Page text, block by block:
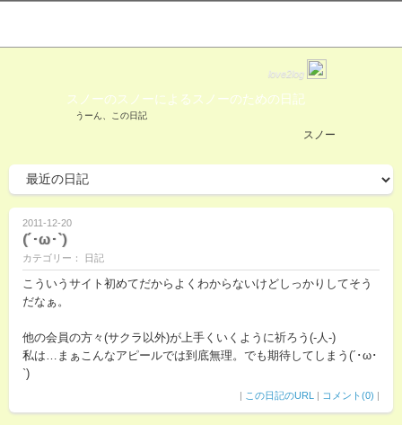
love2log
スノーのスノーによるスノーのための日記
うーん、この日記
スノー
2011-12-20
(´･ω･`)
カテゴリー： 日記
こういうサイト初めてだからよくわからないけどしっかりしてそう
だなぁ。
他の会員の方々(サクラ以外)が上手くいくように祈ろう(-人-)
私は…まぁこんなアピールでは到底無理。でも期待してしまう(´･ω･
`)
| この日記のURL | コメント(0) |